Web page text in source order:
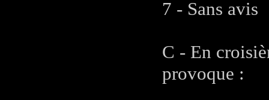
7 - Sans avis
C - En
provoque :